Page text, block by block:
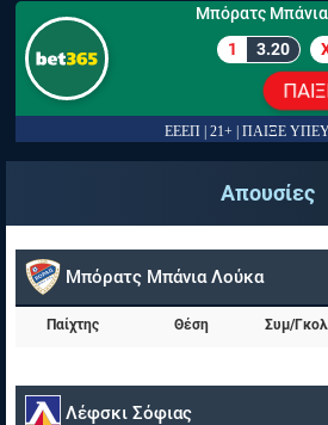
Μπόρατς
1
3.20
ΕΕΕΠ | 21+ | ΠΑΙΞΕ
Απουσίες
Μπόρατς Μπάνια Λούκα
Παίχτης Θέση Συμ/Γκολ
Λέφσκι Σόφιας